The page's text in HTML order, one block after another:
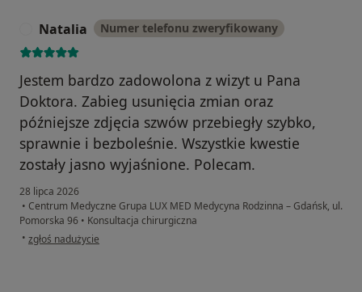
Natalia Numer telefonu zweryfikowany
Jestem bardzo zadowolona z wizyt u Pana
Doktora. Zabieg usunięcia zmian oraz
późniejsze zdjęcia szwów przebiegły szybko,
sprawnie i bezboleśnie. Wszystkie kwestie
zostały jasno wyjaśnione. Polecam.
28 lipca 2026
• Centrum Medyczne Grupa LUX MED Medycyna Rodzinna – Gdańsk, ul.
Pomorska 96 • Konsultacja chirurgiczna
• w opinii użytkownika Natalia
zgłoś nadużycie